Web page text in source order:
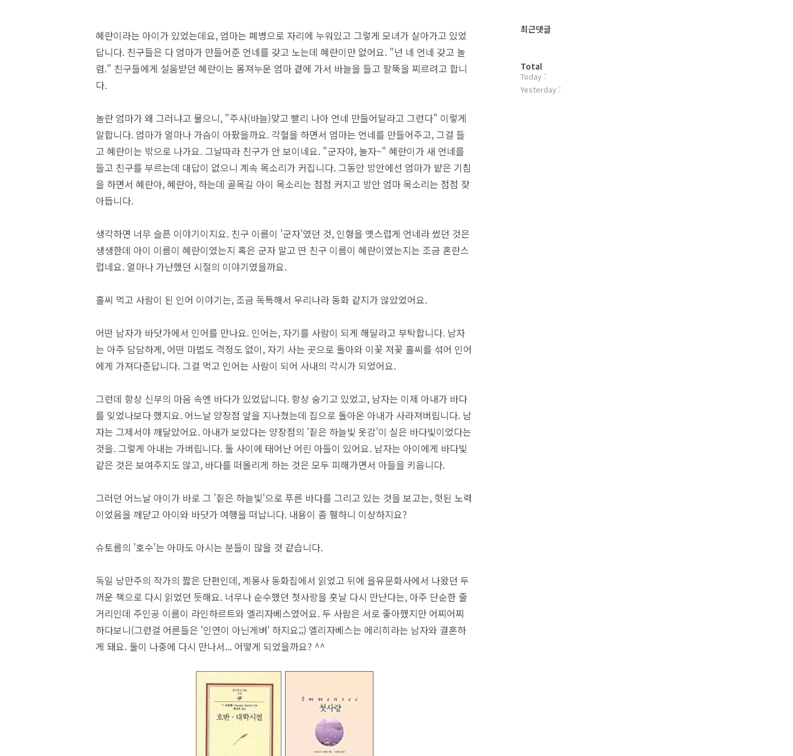
혜란이라는 아이가 있었는데요, 엄마는 폐병으로 자리에 누워있고 그렇게 모녀가 살아가고 있었
답니다. 친구들은 다 엄마가 만들어준 언네를 갖고 노는데 혜란이만 없어요. "넌 네 언네 갖고 놀
렴." 친구들에게 설움받던 혜란이는 몸져누운 엄마 곁에 가서 바늘을 들고 팔뚝을 찌르려고 합니
다.
놀란 엄마가 왜 그러냐고 물으니, "주사(바늘)맞고 빨리 나아 언네 만들어달라고 그런다" 이렇게
말합니다. 엄마가 얼마나 가슴이 아팠을까요. 각혈을 하면서 엄마는 언네를 만들어주고, 그걸 들
고 혜란이는 밖으로 나가요. 그날따라 친구가 안 보이네요. "군자야, 놀자~" 혜란이가 새 언네를
들고 친구를 부르는데 대답이 없으니 계속 목소리가 커집니다. 그동안 방안에선 엄마가 밭은 기침
을 하면서 혜란아, 혜란아, 하는데 골목길 아이 목소리는 점점 커지고 방안 엄마 목소리는 점점 잦
아듭니다.
생각하면 너무 슬픈 이야기이지요. 친구 이름이 '군자'였던 것, 인형을 옛스럽게 언네라 썼던 것은
생생한데 아이 이름이 혜란이였는지 혹은 군자 말고 딴 친구 이름이 혜란이였는지는 조금 혼란스
럽네요. 얼마나 가난했던 시절의 이야기였을까요.
홀씨 먹고 사람이 된 인어 이야기는, 조금 독특해서 우리나라 동화 같지가 않았었어요.
어떤 남자가 바닷가에서 인어를 만나요. 인어는, 자기를 사람이 되게 해달라고 부탁합니다. 남자
는 아주 담담하게, 어떤 마법도 격정도 없이, 자기 사는 곳으로 돌아와 이꽃 저꽃 홀씨를 섞어 인어
에게 가져다준답니다. 그걸 먹고 인어는 사람이 되어 사내의 각시가 되었어요.
그런데 항상 신부의 마음 속엔 바다가 있었답니다. 항상 숨기고 있었고, 남자는 이제 아내가 바다
를 잊었나보다 했지요. 어느날 양장점 앞을 지나쳤는데 집으로 돌아온 아내가 사라져버립니다. 남
자는 그제서야 깨달았어요. 아내가 보았다는 양장점의 '짙은 하늘빛 옷감'이 실은 바다빛이었다는
것을. 그렇게 아내는 가버립니다. 둘 사이에 태어난 어린 아들이 있어요. 남자는 아이에게 바다빛
같은 것은 보여주지도 않고, 바다를 떠올리게 하는 것은 모두 피해가면서 아들을 키웁니다.
그러던 어느날 아이가 바로 그 '짙은 하늘빛'으로 푸른 바다를 그리고 있는 것을 보고는, 헛된 노력
이었음을 깨닫고 아이와 바닷가 여행을 떠납니다. 내용이 좀 휑하니 이상하지요?
슈토름의 '호수'는 아마도 아시는 분들이 많을 것 같습니다.
독일 낭만주의 작가의 짧은 단편인데, 계몽사 동화집에서 읽었고 뒤에 을유문화사에서 나왔던 두
꺼운 책으로 다시 읽었던 듯해요. 너무나 순수했던 첫사랑을 훗날 다시 만난다는, 아주 단순한 줄
거리인데 주인공 이름이 라인하르트와 엘리자베스였어요. 두 사람은 서로 좋아했지만 어찌어찌
하다보니(그런걸 어른들은 '인연이 아닌게벼' 하지요;;) 엘리자베스는 에리히라는 남자와 결혼하
게 돼요. 둘이 나중에 다시 만나서... 어떻게 되었을까요? ^^
최근댓글
방
문
자
Total
Today :
Yesterday :